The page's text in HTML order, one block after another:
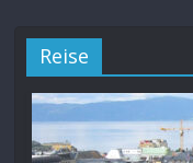
Reise